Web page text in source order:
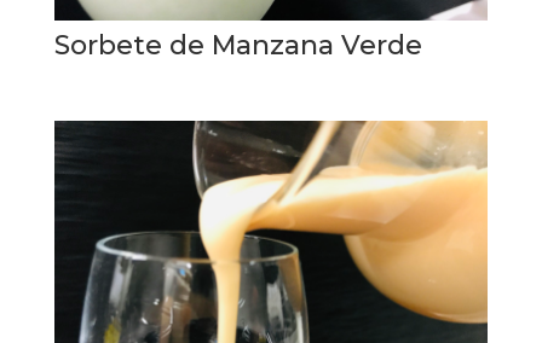
Sorbete de Manzana Verde